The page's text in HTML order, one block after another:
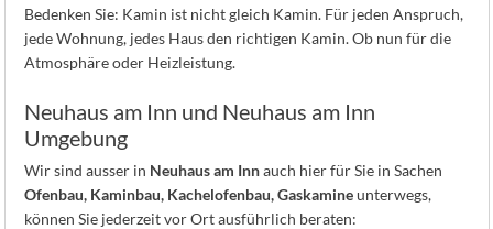
Bedenken Sie: Kamin ist nicht gleich Kamin. Für jeden Anspruch,
jede Wohnung, jedes Haus den richtigen Kamin. Ob nun für die
Atmosphäre oder Heizleistung.
Neuhaus am Inn und Neuhaus am Inn
Umgebung
Wir sind ausser in Neuhaus am Innauch hier für Sie in Sachen
Ofenbau, Kaminbau, Kachelofenbau, Gaskamineunterwegs,
können Sie jederzeit vor Ort ausführlich beraten: